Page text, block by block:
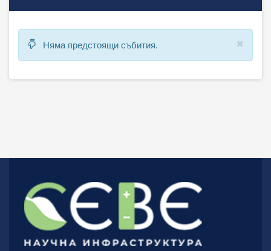
×
Няма предстоящи събития.